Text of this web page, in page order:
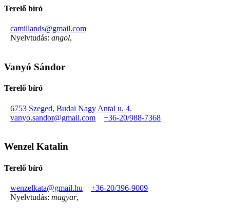
Terelő bíró
camillands@gmail.com
Nyelvtudás: angol,
Vanyó Sándor
Terelő bíró
6753 Szeged, Budai Nagy Antal u. 4.
vanyo.sandor@gmail.com
+36-20/988-7368
Wenzel Katalin
Terelő bíró
wenzelkata@gmail.hu
+36-20/396-9009
Nyelvtudás: magyar,